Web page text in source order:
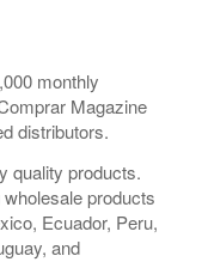
monthly
Magazine
distributors.
quality products.
products
Ecuador, Peru,
and